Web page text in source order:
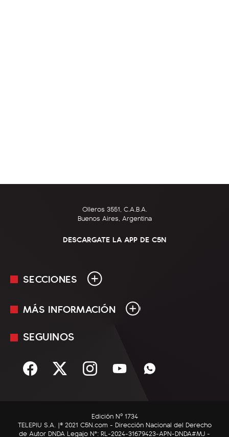
Olleros 3551, C.A.B.A.
Buenos Aires, Argentina
DESCARGATE LA APP DE C5N
SECCIONES
En Vivo
Sociedad
C5N Autos
MÁS INFORMACIÓN
Mediakit
Términos y condiciones
SEGUINOS
Edición Nº 1734
TELEPIU S.A. |© 2021 C5N.com - Dirección Nacional del Derecho
de Autor DNDA Legajo N°: RL-2024-31679423-APN-DNDA#MJ -